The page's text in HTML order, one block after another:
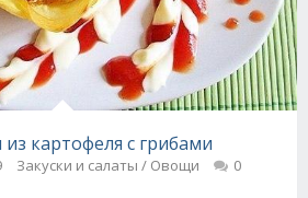
картофеля с грибами
Закуски и салаты / Овощи 0